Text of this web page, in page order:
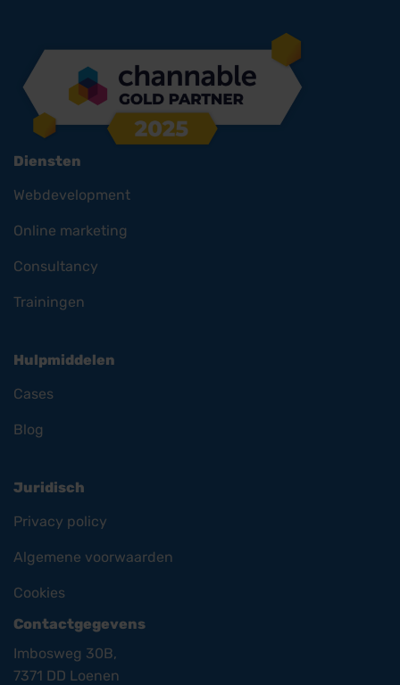
Diensten
Webdevelopment
Online marketing
Consultancy
Trainingen
Hulpmiddelen
Cases
Blog
Juridisch
Privacy policy
Algemene voorwaarden
Cookies
Contactgegevens
Imbosweg 30B,
7371 DD Loenen